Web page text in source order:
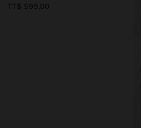
TT$ 599,00